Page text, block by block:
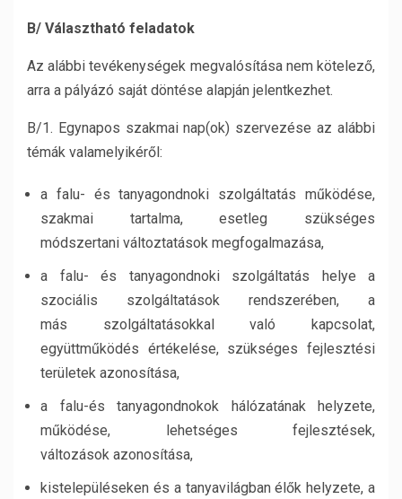
B/ Választható feladatok
Az alábbi tevékenységek megvalósítása nem kötelező,
arra a pályázó saját döntése alapján jelentkezhet.
B/1. Egynapos szakmai nap(ok) szervezése az alábbi
témák valamelyikéről:
a falu- és tanyagondnoki szolgáltatás működése,
szakmai tartalma, esetleg szükséges
módszertani változtatások megfogalmazása,
a falu- és tanyagondnoki szolgáltatás helye a
szociális szolgáltatások rendszerében, a
más szolgáltatásokkal való kapcsolat,
együttműködés értékelése, szükséges fejlesztési
területek azonosítása,
a falu-és tanyagondnokok hálózatának helyzete,
működése, lehetséges fejlesztések,
változások azonosítása,
kistelepüléseken és a tanyavilágban élők helyzete, a